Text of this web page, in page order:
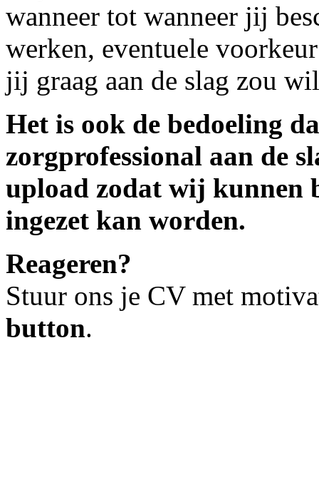
wanneer tot wanneer jij
werken, eventuele
jij graag aan de slag zou
Het is ook de bedoeling
zorgprofessional aan de
upload zodat wij kunnen
ingezet kan worden.
Reageren?
Stuur ons je CV met
button.